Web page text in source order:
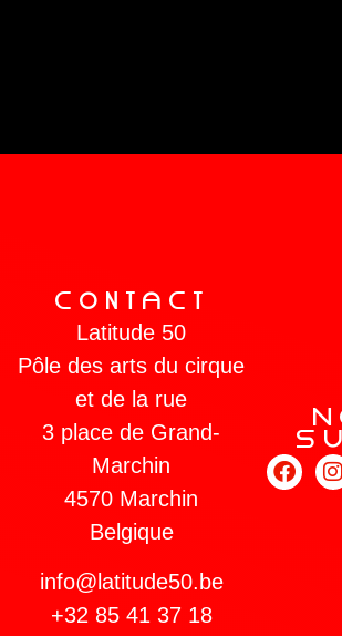
COnTaCT
Latitude 50
Pôle des arts du cirque
et de la rue
3 place de Grand-
Marchin
4570 Marchin
Belgique
info@latitude50.be
+32 85 41 37 18